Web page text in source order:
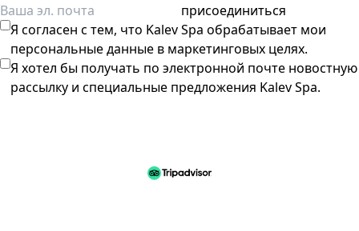
присоединиться
Я согласен с тем, что Kalev Spa обрабатывает мои
персональные данные в маркетинговых целях.
Я хотел бы получать по электронной почте новостную
рассылку и специальные предложения Kalev Spa.